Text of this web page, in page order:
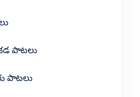
పాటలు
పాటలు